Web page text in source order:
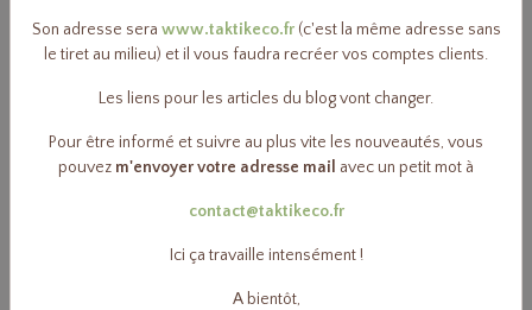
Bons cadeau
Vos préférés
Soude en cristaux concentrée
Son adresse sera www.taktikeco.fr (c'est la même adresse sans
le tiret au milieu) et il vous faudra recréer vos comptes clients.
Les liens pour les articles du blog vont changer.
Pour être informé et suivre au plus vite les nouveautés, vous
pouvez m'envoyer votre adresse mail avec un petit mot à
contact@taktikeco.fr
Ici ça travaille intensément !
A bientôt,